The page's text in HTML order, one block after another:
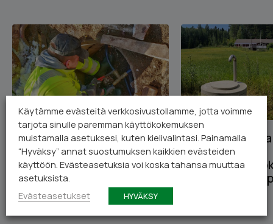
Vesipumppu,
kalvopainesäiliö ja
pohjamassa – mitä kaivon
omistajan pitää tietää?
Tiesitkö,
vesikaivo tuo
kiinteistön
Käytämme evästeitä verkkosivustollamme, jotta voimme
tarjota sinulle paremman käyttökokemuksen
muistamalla asetuksesi, kuten kielivalintasi. Painamalla
“Hyväksy” annat suostumuksen kaikkien evästeiden
käyttöön. Evästeasetuksia voi koska tahansa muuttaa
asetuksista.
Evästeasetukset
HYVÄKSY